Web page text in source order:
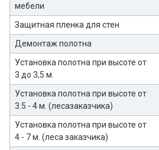
мебели
Защитная пленка для стен
Демонтаж полотна
Установка полотна при высоте от
3 до 3,5 м.
Установка полотна при высоте от
3.5 - 4 м. (лесазаказчика)
Установка полотна при высоте от
4 - 7 м. (леса заказчика)